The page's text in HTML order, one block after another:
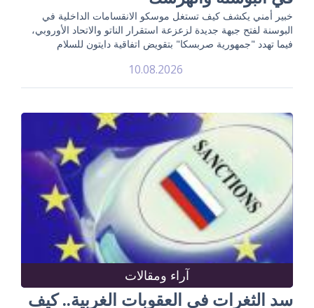
خبير أمني يكشف كيف تستغل موسكو الانقسامات الداخلية في
البوسنة لفتح جبهة جديدة لزعزعة استقرار الناتو والاتحاد الأوروبي،
فيما تهدد "جمهورية صربسكا" بتقويض اتفاقية دايتون للسلام
10.08.2026
آراء ومقالات
سد الثغرات في العقوبات الغربية.. كيف